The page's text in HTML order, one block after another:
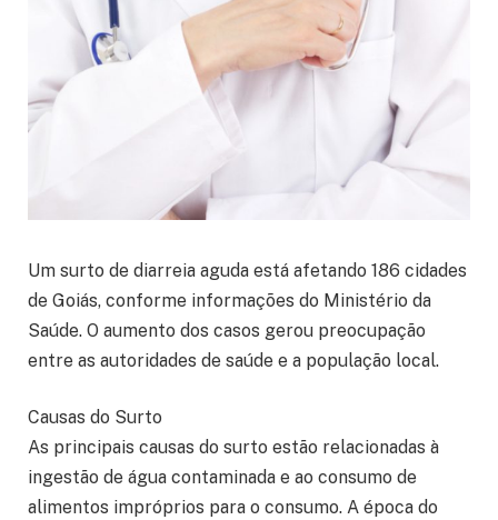
Um surto de diarreia aguda está afetando 186 cidades
de Goiás, conforme informações do Ministério da
Saúde. O aumento dos casos gerou preocupação
entre as autoridades de saúde e a população local.
Causas do Surto
As principais causas do surto estão relacionadas à
ingestão de água contaminada e ao consumo de
alimentos impróprios para o consumo. A época do